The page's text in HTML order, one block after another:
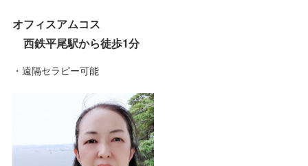
オフィスアムコス
西鉄平尾駅から徒歩1分
・遠隔セラピー可能